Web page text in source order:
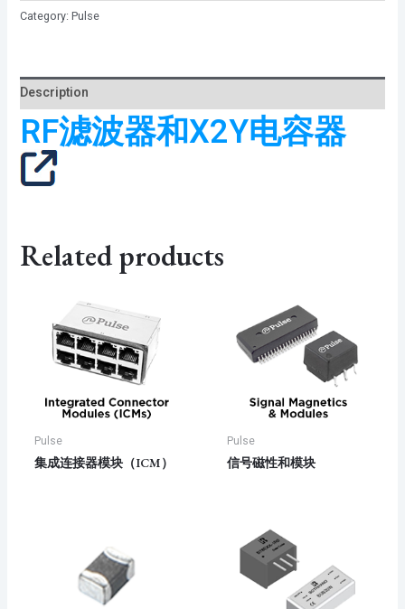
Category: Pulse
Description
RF滤波器和X2Y电容器
Related products
Pulse
集成连接器模块（ICM）
Pulse
信号磁性和模块